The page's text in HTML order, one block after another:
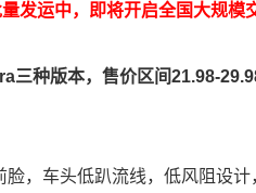
发运中，即将开启全国大规模
种版本，售价区间21.98-
，车头低趴流线，低风阻设